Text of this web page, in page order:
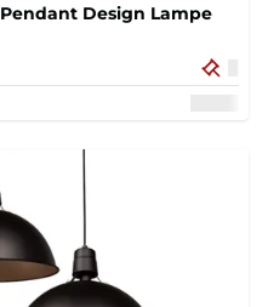
Pendant Design Lampe